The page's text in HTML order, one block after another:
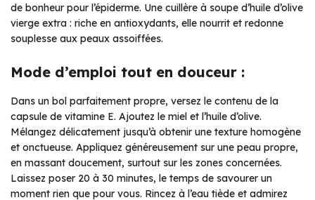
de bonheur pour l’épiderme. Une cuillère à soupe d’huile d’olive
vierge extra : riche en antioxydants, elle nourrit et redonne
souplesse aux peaux assoiffées.
Mode d’emploi tout en douceur :
Dans un bol parfaitement propre, versez le contenu de la
capsule de vitamine E. Ajoutez le miel et l’huile d’olive.
Mélangez délicatement jusqu’à obtenir une texture homogène
et onctueuse. Appliquez généreusement sur une peau propre,
en massant doucement, surtout sur les zones concernées.
Laissez poser 20 à 30 minutes, le temps de savourer un
moment rien que pour vous. Rincez à l’eau tiède et admirez